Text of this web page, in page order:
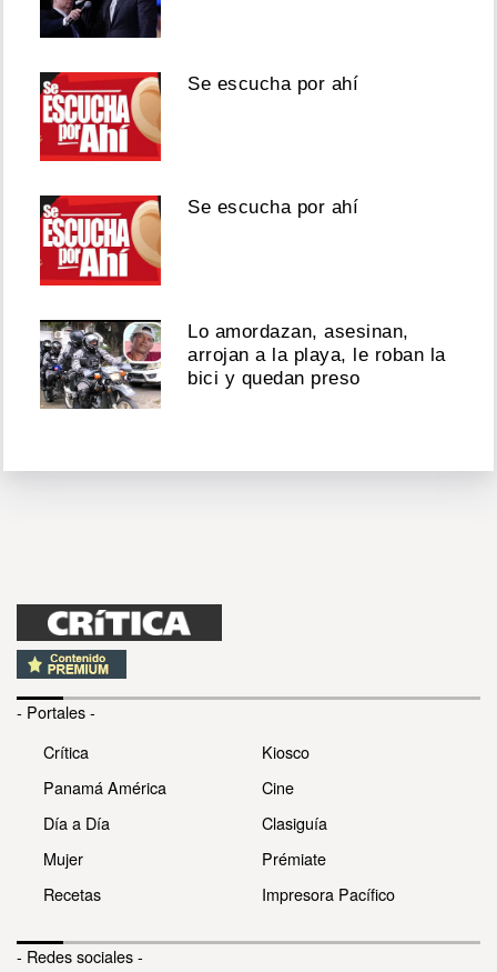
Se escucha por ahí
Se escucha por ahí
Lo amordazan, asesinan,
arrojan a la playa, le roban la
bici y quedan preso
- Portales -
Crítica
Panamá América
Día a Día
Mujer
Recetas
Kiosco
Cine
Clasiguía
Prémiate
Impresora Pacífico
- Redes sociales -